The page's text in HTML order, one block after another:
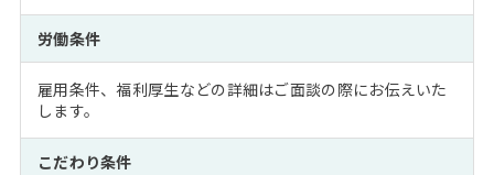
労働条件
雇用条件、福利厚生などの詳細はご面談の際にお伝えいた
します。
こだわり条件